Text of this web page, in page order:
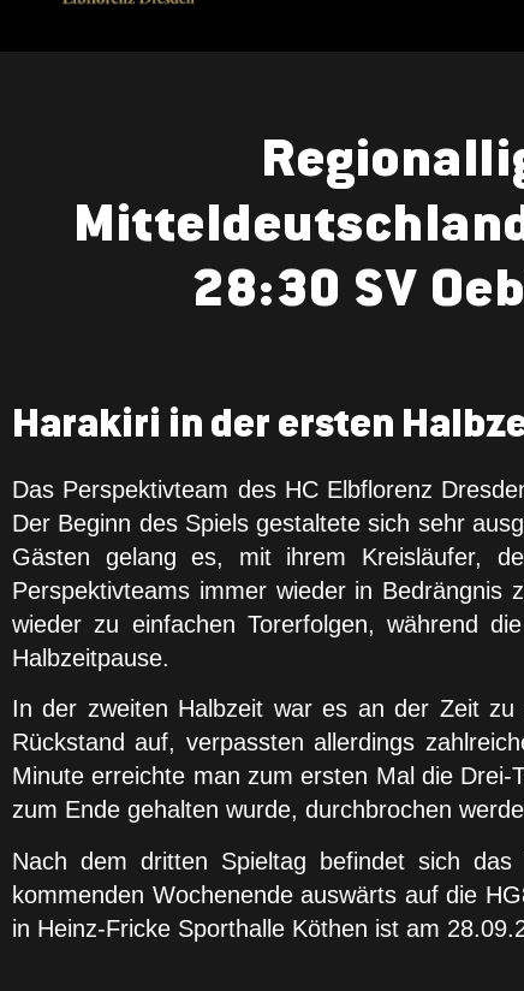
28:30 SV
Harakiri in der ersten
Das Perspektivteam des HC Elbflorenz
Der Beginn des Spiels gestaltete sich sehr
Gästen gelang es, mit ihrem Kreisläufer,
Perspektivteams immer wieder in
wieder zu einfachen Torerfolgen, während
Halbzeitpause.
In der zweiten Halbzeit war es an der Zeit
Rückstand auf, verpassten allerdings
Minute erreichte man zum ersten Mal die
zum Ende gehalten wurde, durchbrochen
Nach dem dritten Spieltag befindet sich
kommenden Wochenende auswärts auf die
in Heinz-Fricke Sporthalle Köthen ist am